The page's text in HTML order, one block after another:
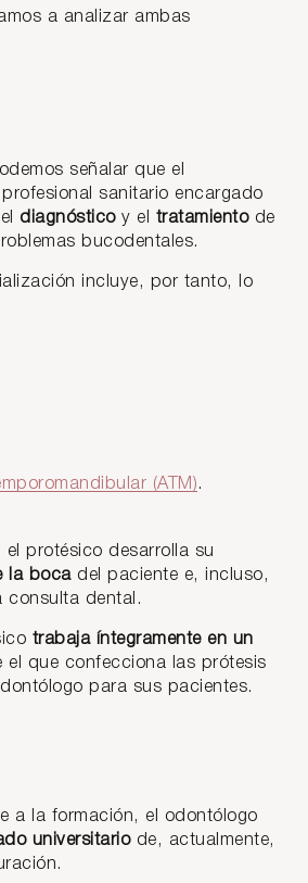
a analizar ambas
señalar que el
sanitario encargado
diagnósticoy el tratamientode
bucodentales.
incluye, por tanto, lo
(ATM).
el protésico desarrolla su
la bocadel paciente e, incluso,
consulta dental.
trabaja íntegramente en un
el que confecciona las prótesis
para sus pacientes.
a la formación, el odontólogo
universitariode, actualmente,